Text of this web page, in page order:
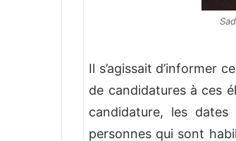
Il s’agissait d’informer
de candidatures à ces
candidature, les
personnes qui sont